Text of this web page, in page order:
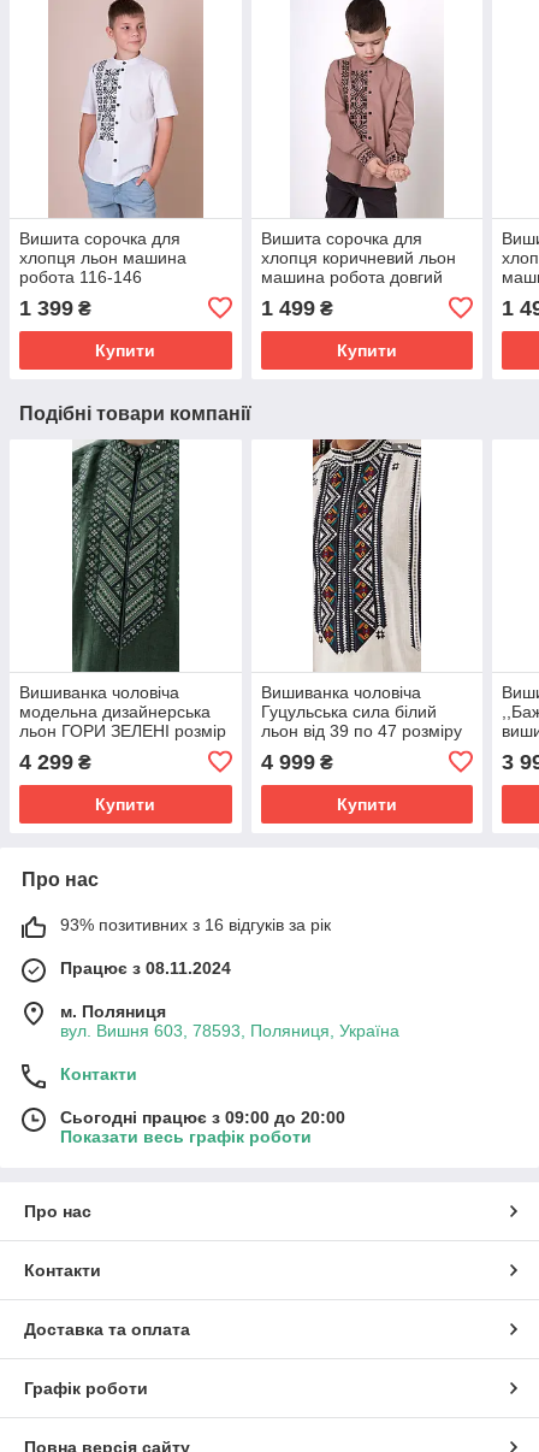
Вишита сорочка для
хлопця льон машина
робота 116-146
1 399 ₴
Купити
Вишита сорочка для
хлопця коричневий льон
машина робота довгий
рукав ріст від.116 до 164
1 499₴
Купити
1
Подібні товари компанії
Вишиванка чоловіча
модельна дизайнерська
льон ГОРИ ЗЕЛЕНІ розмір
міжнародний від M до 2xl
4 299 ₴
Купити
Вишиванка чоловіча
Гуцульська сила білий
льон від 39 по 47 розміру
4 999₴
Купити
3
Про нас
93% позитивних з 16 відгуків за рік
Працює з 08.11.2024
м. Поляниця
вул. Вишня 603, 78593, Поляниця, Україна
Контакти
Сьогодні працює з 09:00 до 20:00
Показати весь графік роботи
Про нас
Контакти
Доставка та оплата
Графік роботи
Повна версія сайту